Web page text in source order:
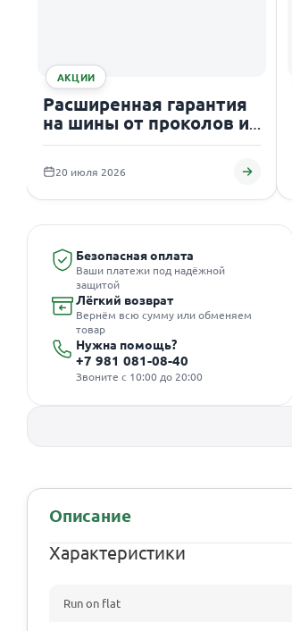
АКЦИИ
Расширенная гарантия
на шины от проколов и
порезов
20 июля 2026
Безопасная оплата
Ваши платежи под надёжной
защитой
Лёгкий возврат
Вернём всю сумму или обменяем
товар
Нужна помощь?
+7 981 081-08-40
Звоните с 10:00 до 20:00
Описание
Характеристики
Run on flat